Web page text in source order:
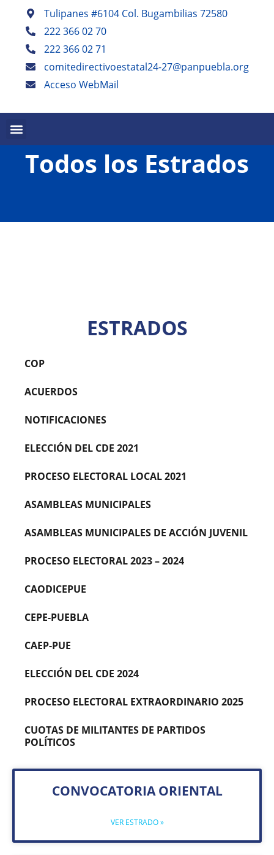
Tulipanes #6104 Col. Bugambilias 72580
222 366 02 70
222 366 02 71
comitedirectivoestatal24-27@panpuebla.org
Acceso WebMail
Todos los Estrados
ESTRADOS
COP
ACUERDOS
NOTIFICACIONES
ELECCIÓN DEL CDE 2021
PROCESO ELECTORAL LOCAL 2021
ASAMBLEAS MUNICIPALES
ASAMBLEAS MUNICIPALES DE ACCIÓN JUVENIL
PROCESO ELECTORAL 2023 – 2024
CAODICEPUE
CEPE-PUEBLA
CAEP-PUE
ELECCIÓN DEL CDE 2024
PROCESO ELECTORAL EXTRAORDINARIO 2025
CUOTAS DE MILITANTES DE PARTIDOS
POLÍTICOS
CONVOCATORIA ORIENTAL
VER ESTRADO »